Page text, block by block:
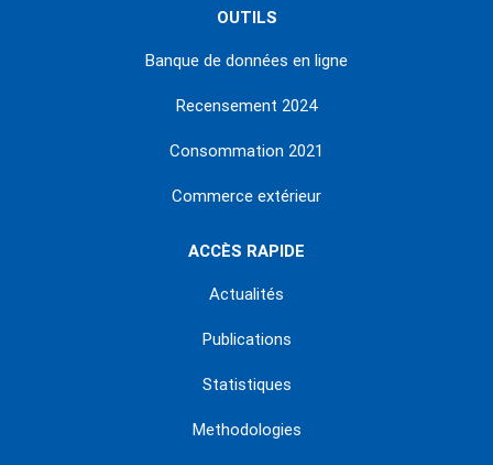
OUTILS
Banque de données en ligne
Recensement 2024
Consommation 2021
Commerce extérieur
ACCÈS RAPIDE
Actualités
Publications
Statistiques
Methodologies